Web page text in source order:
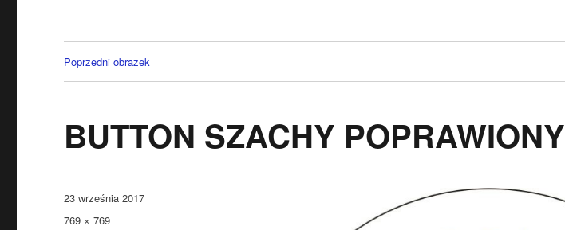
Poprzedni obrazek
BUTTON SZACHY POPRAWIONY
Data
publikacji
23 września 2017
Pełny
769 × 769